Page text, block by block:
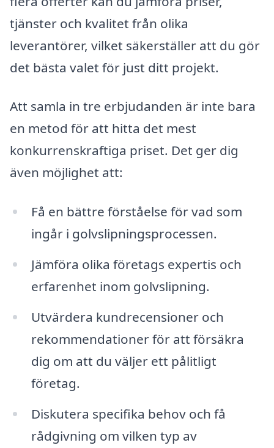
tjänster och kvalitet från olika
leverantörer, vilket säkerställer att du gör
det bästa valet för just ditt projekt.
Att samla in tre erbjudanden är inte bara
en metod för att hitta det mest
konkurrenskraftiga priset. Det ger dig
även möjlighet att:
Få en bättre förståelse för vad som
ingår i golvslipningsprocessen.
Jämföra olika företags expertis och
erfarenhet inom golvslipning.
Utvärdera kundrecensioner och
rekommendationer för att försäkra
dig om att du väljer ett pålitligt
företag.
Diskutera specifika behov och få
rådgivning om vilken typ av